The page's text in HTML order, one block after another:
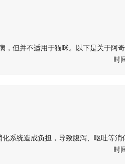
，如呕吐、腹泻、食欲不振等，如果
则不要给猫咪使用人类药物，因为药
但并不适用于猫咪。以下是关于阿
疾病，应该咨询兽医师，根据病情选
猫咪的药物进行治疗。平时要注意猫
时
系统造成负担，导致腹泻、呕吐等消
和蛋白质，对猫的健康产生负面影响。
时